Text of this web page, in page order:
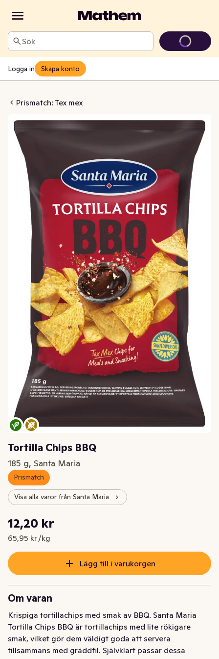
Sök
Logga in Skapa konto
Prismatch: Tex mex
Chips BBQ
Tortilla Chips BBQ
185 g, Santa Maria
Prismatch
Visa alla varor från Santa Maria
Nuvarande pris är: 12,20 kr
12,20 kr
65,95 kr /kg
Styckpris: 65,95 kr /kg
Lägg till i varukorgen
Om varan
Krispiga tortillachips med smak av BBQ. Santa Maria
Tortilla Chips BBQ är tortillachips med lite rökigare
smak, vilket gör dem väldigt goda att servera
tillsammans med gräddfil. Självklart passar dessa